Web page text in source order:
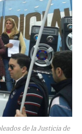
de la Justicia de